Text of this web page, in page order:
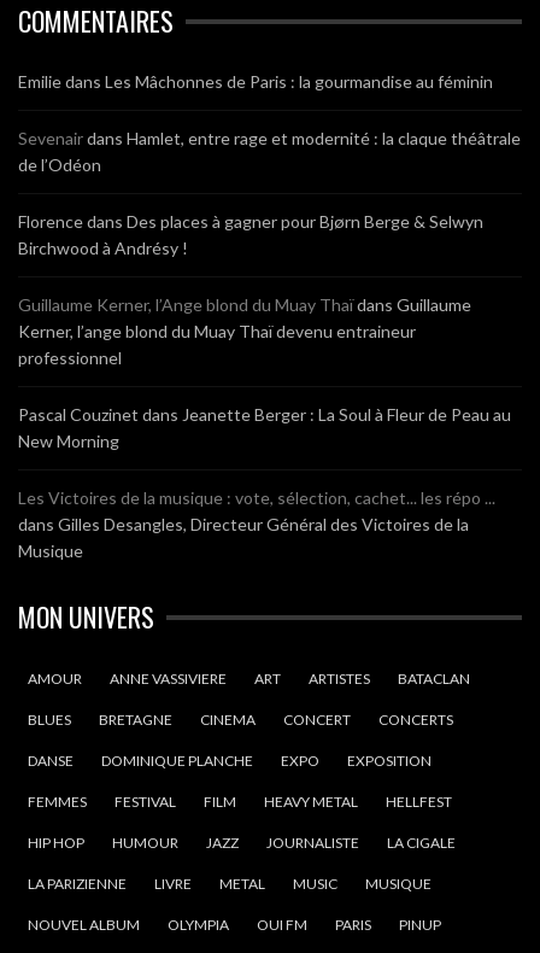
COMMENTAIRES
Emiliedans Les Mâchonnes de Paris : la gourmandise au féminin
Sevenairdans Hamlet, entre rage et modernité : la claque théâtrale
de l’Odéon
Florencedans Des places à gagner pour Bjørn Berge & Selwyn
Birchwood à Andrésy !
Guillaume Kerner, l’Ange blond du Muay Thaïdans Guillaume
Kerner, l’ange blond du Muay Thaï devenu entraineur
professionnel
Pascal Couzinet dans Jeanette Berger : La Soul à Fleur de Peau au
New Morning
Les Victoires de la musique : vote, sélection, cachet... les répo ...
dans Gilles Desangles, Directeur Général des Victoires de la
Musique
MON UNIVERS
AMOUR ANNE VASSIVIERE ART ARTISTES BATACLAN
BLUES BRETAGNE CINEMA CONCERT CONCERTS
DANSE DOMINIQUE PLANCHE EXPO EXPOSITION
FEMMES FESTIVAL FILM HEAVY METAL HELLFEST
HIP HOP HUMOUR JAZZ JOURNALISTE LA CIGALE
LA PARIZIENNE LIVRE METAL MUSIC MUSIQUE
NOUVEL ALBUM OLYMPIA OUI FM PARIS PINUP